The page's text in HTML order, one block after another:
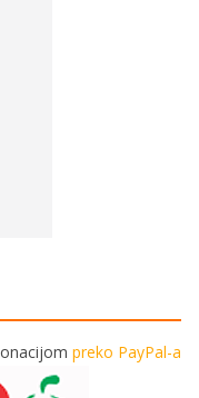
preko PayPal-a